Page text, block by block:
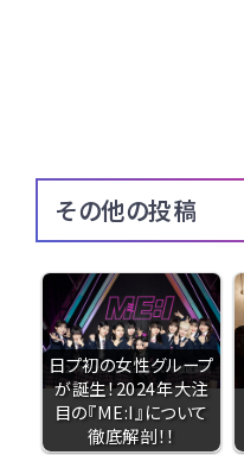
その他の投稿
日プ初の女性グループ
が誕生！2024年大注
目の『ME:I』について
徹底解剖！！